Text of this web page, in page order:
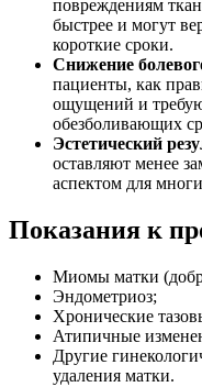
повреждениям
быстрее и могут
короткие сроки.
Снижение
пациенты, как
ощущений и
обезболивающих
Эстетический
оставляют менее
аспектом для
Показания к
Миомы матки
Эндометриоз;
Хронические
Атипичные
Другие
удаления матки.